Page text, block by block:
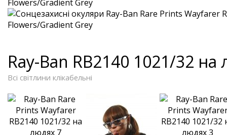
Ray-Ban RB2140 1021/32 на
Всі світлини клікабельні